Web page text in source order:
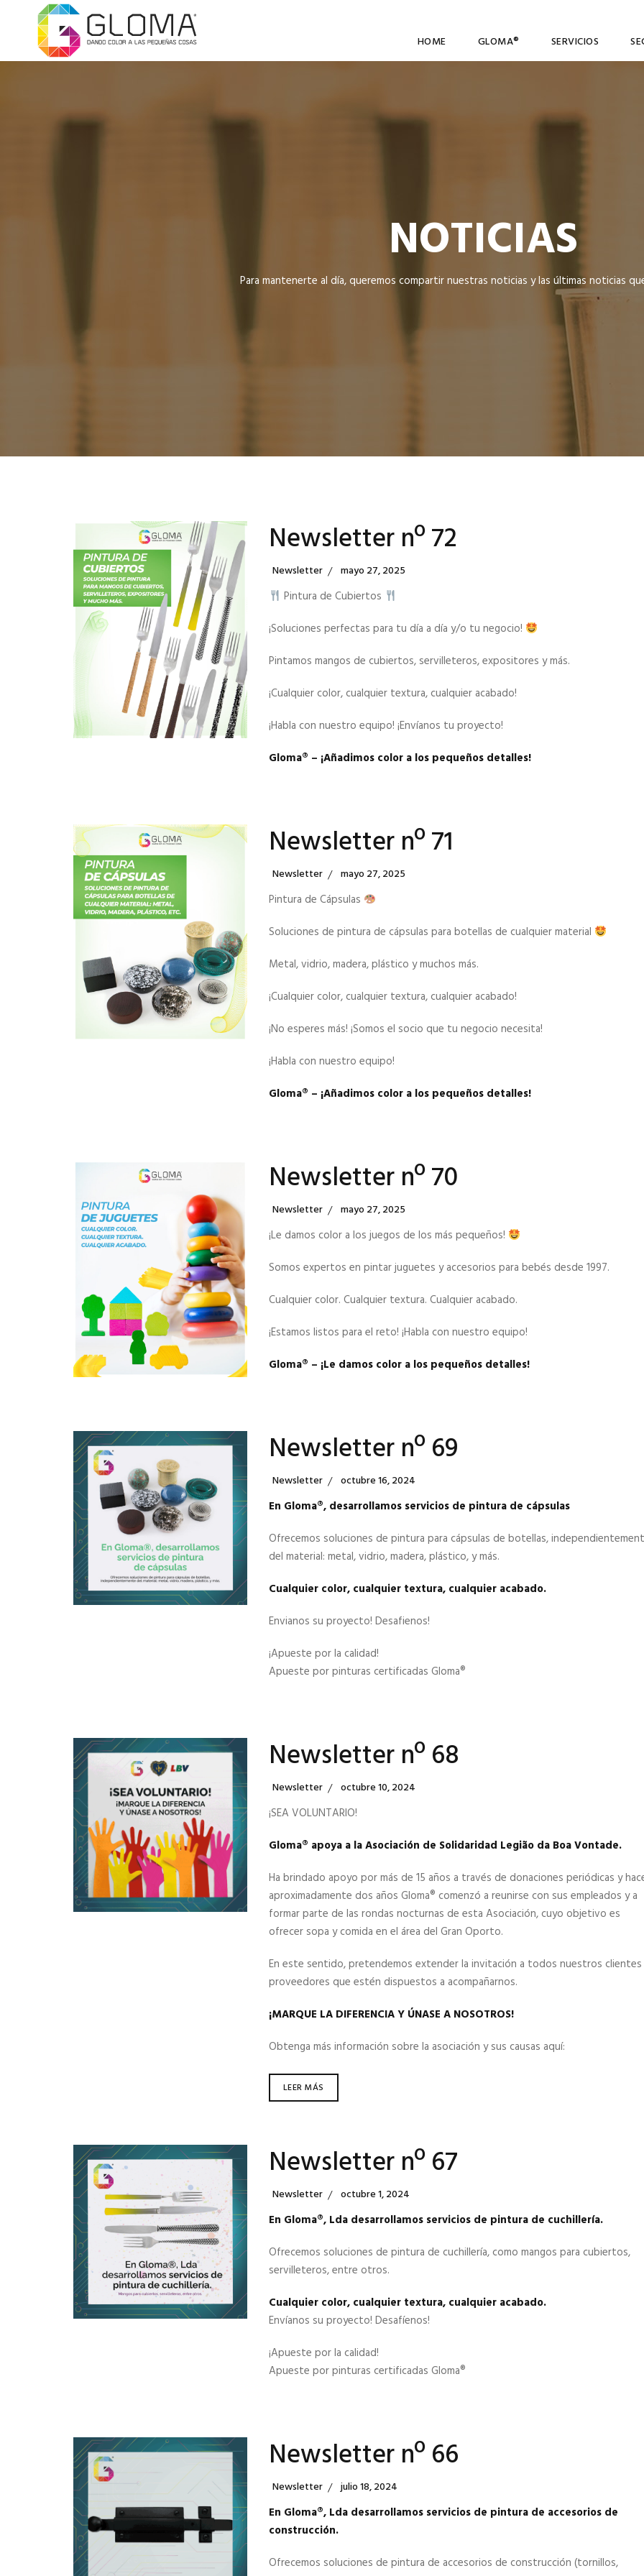
HOME GLOMA® SERVICIOS
NOTICIAS
Para mantenerte al día, queremos compartir nuestras noticias y las últimas noticias
Newsletter nº 72
Categories
Newsletter Posted
On
Mayo 27, 2025
Pintura de Cubiertos
¡Soluciones perfectas para tu día a día y/o tu negocio!
Pintamos mangos de cubiertos, servilleteros, expositores y más.
¡Cualquier color, cualquier textura, cualquier acabado!
¡Habla con nuestro equipo! ¡Envíanos tu proyecto!
Gloma®️ – ¡Añadimos color a los pequeños detalles!
Newsletter nº 71
Categories
Newsletter Posted
On
Mayo 27, 2025
Pintura de Cápsulas
Soluciones de pintura de cápsulas para botellas de cualquier material
Metal, vidrio, madera, plástico y muchos más.
¡Cualquier color, cualquier textura, cualquier acabado!
¡No esperes más! ¡Somos el socio que tu negocio necesita!
¡Habla con nuestro equipo!
Gloma®️ – ¡Añadimos color a los pequeños detalles!
Newsletter nº 70
Categories
Newsletter Posted
On
Mayo 27, 2025
¡Le damos color a los juegos de los más pequeños!
Somos expertos en pintar juguetes y accesorios para bebés desde 1997.
Cualquier color. Cualquier textura. Cualquier acabado.
¡Estamos listos para el reto! ¡Habla con nuestro equipo!
Gloma®️ – ¡Le damos color a los pequeños detalles!
Newsletter nº 69
Categories
Newsletter Posted
On
Octubre 16, 2024
En Gloma®, desarrollamos servicios de pintura de cápsulas
Ofrecemos soluciones de pintura para cápsulas de botellas,
del material: metal, vidrio, madera, plástico, y más.
Cualquier color, cualquier textura, cualquier acabado.
Envianos su proyecto! Desafienos!
¡Apueste por la calidad!
Apueste por pinturas certificadas Gloma®
Newsletter nº 68
Categories
Newsletter Posted
On
Octubre 10, 2024
¡SEA VOLUNTARIO!
Gloma® apoya a la Asociación de Solidaridad Legião da Boa Vontade.
Ha brindado apoyo por más de 15 años a través de donaciones periódicas y
aproximadamente dos años Gloma® comenzó a reunirse con sus empleados y a
formar parte de las rondas nocturnas de esta Asociación, cuyo objetivo es
ofrecer sopa y comida en el área del Gran Oporto.
En este sentido, pretendemos extender la invitación a todos nuestros clientes
proveedores que estén dispuestos a acompañarnos.
¡MARQUE LA DIFERENCIA Y ÚNASE A NOSOTROS!
Obtenga más información sobre la asociación y sus causas aquí:
LEER MÁS
Nº
Newsletter nº 67
Categories
Newsletter Posted
On
Octubre 1, 2024
En Gloma®, Lda desarrollamos servicios de pintura de cuchillería.
Ofrecemos soluciones de pintura de cuchillería, como mangos para cubiertos,
servilleteros, entre otros.
Cualquier color, cualquier textura, cualquier acabado.
Envíanos su proyecto! Desafíenos!
¡Apueste por la calidad!
Apueste por pinturas certificadas Gloma®
Newsletter nº 66
Categories
Newsletter Posted
On
Julio 18, 2024
En Gloma®, Lda desarrollamos servicios de pintura de accesorios de
construcción.
Ofrecemos soluciones de pintura de accesorios de construcción (tornillos,